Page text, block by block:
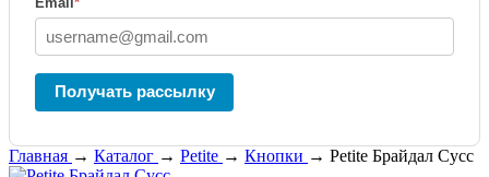
Получать рассылку
Главная → Каталог → Petite → Кнопки → Petite Брайдал Сусс